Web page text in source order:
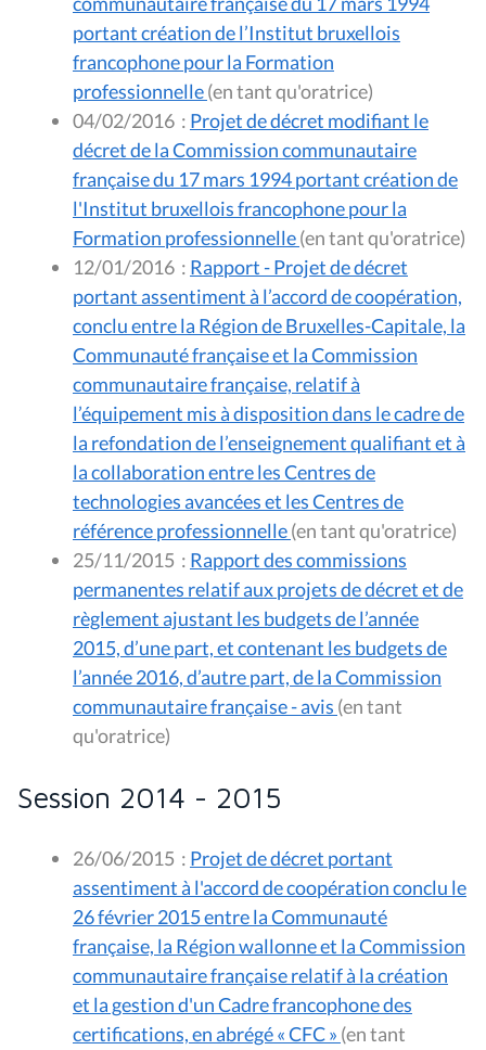
portant création de l’Institut bruxellois
francophone pour la Formation
professionnelle
(en tant qu'oratrice)
04/02/2016 : Projet de décret modifiant le
décret de la Commission communautaire
française du 17 mars 1994 portant création de
l'Institut bruxellois francophone pour la
Formation professionnelle
(en tant qu'oratrice)
12/01/2016 : Rapport - Projet de décret
portant assentiment à l’accord de coopération,
conclu entre la Région de Bruxelles-Capitale, la
Communauté française et la Commission
communautaire française, relatif à
l’équipement mis à disposition dans le cadre de
la refondation de l’enseignement qualifiant et à
la collaboration entre les Centres de
technologies avancées et les Centres de
référence professionnelle
(en tant qu'oratrice)
25/11/2015 : Rapport des commissions
permanentes relatif aux projets de décret et de
règlement ajustant les budgets de l’année
2015, d’une part, et contenant les budgets de
l’année 2016, d’autre part, de la Commission
communautaire française - avis (en tant
qu'oratrice)
Session 2014 - 2015
26/06/2015 : Projet de décret portant
assentiment à l'accord de coopération conclu le
26 février 2015 entre la Communauté
française, la Région wallonne et la Commission
communautaire française relatif à la création
et la gestion d'un Cadre francophone des
certifications, en abrégé « CFC » (en tant